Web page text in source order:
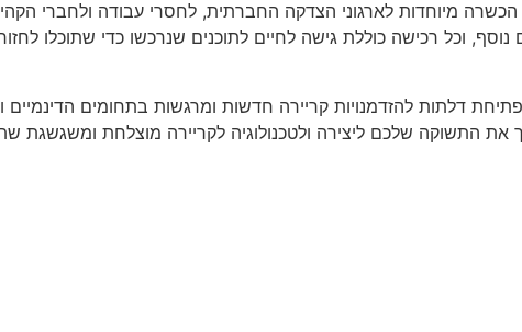
מיוחדות לארגוני הצדקה החברתית, לחסרי עבודה ולחברי
וכל רכישה כוללת גישה לחיים לתוכנים שנרכשו כדי שתוכלו
דלתות להזדמנויות קריירה חדשות ומרגשות בתחומים הדינמיים
את התשוקה שלכם ליצירה ולטכנולוגיה לקריירה מוצלחת ומשגשגת